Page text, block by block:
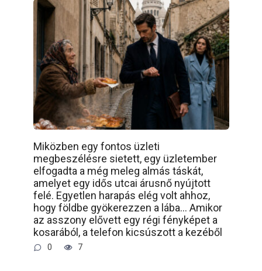
Miközben egy fontos üzleti
megbeszélésre sietett, egy üzletember
elfogadta a még meleg almás táskát,
amelyet egy idős utcai árusnő nyújtott
felé. Egyetlen harapás elég volt ahhoz,
hogy földbe gyökerezzen a lába… Amikor
az asszony elővett egy régi fényképet a
kosarából, a telefon kicsúszott a kezéből
0 7